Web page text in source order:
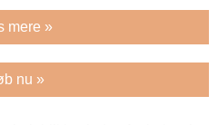
mere »
nu »